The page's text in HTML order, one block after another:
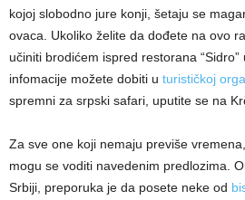
kojoj slobodno jure konji, šetaju se
ovaca. Ukoliko želite da dođete na ovo
učiniti brodićem ispred restorana “Sidro”
infomacije možete dobiti u turističkoj
spremni za srpski safari, uputite se na
Za sve one koji nemaju previše
mogu se voditi navedenim predlozima.
Srbiji, preporuka je da posete neke od